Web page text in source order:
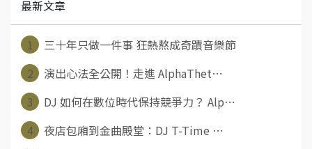
最新文章
1
三十年只做一件事 狂熱熬成奇蹟音樂節
2
演出心法全公開！走進 AlphaThet⋯
3
DJ 如何在數位時代保持競爭力？ Alp⋯
4
夜店包廂到金曲殿堂：DJ T-Time ⋯